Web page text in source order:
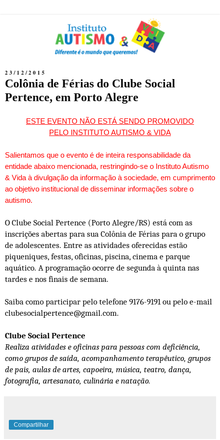
23/12/2015
Colônia de Férias do Clube Social
Pertence, em Porto Alegre
ESTE EVENTO NÃO ESTÁ SENDO PROMOVIDO
PELO INSTITUTO AUTISMO & VIDA
Salientamos que o evento é de inteira responsabilidade da
entidade abaixo mencionada, restringindo-se o Instituto Autismo
& Vida à divulgação da informação à sociedade, em cumprimento
ao objetivo institucional de disseminar informações sobre o
autismo.
O Clube Social Pertence (Porto Alegre/RS) está com as
inscrições abertas para sua Colônia de Férias para o grupo
de adolescentes. Entre as atividades oferecidas estão
piqueniques, festas, oficinas, piscina, cinema e parque
aquático. A programação ocorre de segunda à quinta nas
tardes e nos finais de semana.
Saiba como participar pelo telefone 9176-9191 ou pelo e-mail
clubesocialpertence@gmail.com.
Clube Social Pertence
Realiza atividades e oficinas para pessoas com deficiência,
como grupos de saída, acompanhamento terapêutico, grupos
de pais, aulas de artes, capoeira, música, teatro, dança,
fotografia, artesanato, culinária e natação.
Compartilhar